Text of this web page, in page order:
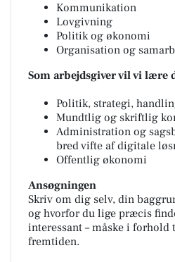
Kommunikation
Lovgivning
Politik og økonomi
Organisation og
Som arbejdsgiver vil vi lære
Politik, strategi,
Mundtlig og skriftlig
Administration og
bred vifte af digitale
Offentlig økonomi
Ansøgningen
Skriv om dig selv, din
og hvorfor du lige præcis
interessant – måske i
fremtiden.